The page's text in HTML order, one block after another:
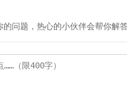
问题，热心的小伙伴会帮你解